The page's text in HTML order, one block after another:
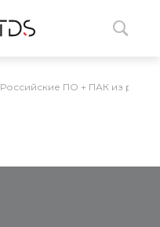
Российские ПО + ПАК из